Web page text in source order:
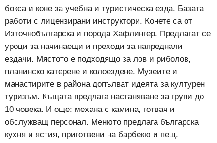
бокса и коне за учебна и туристическа езда. Базата
работи с лицензирани инструктори. Конете са от
Източнобългарска и порода Хафлингер. Предлагат се
уроци за начинаещи и преходи за напреднали
ездачи. Мястото е подходящо за лов и риболов,
планинско катерене и колоездене. Музеите и
манастирите в района допълват идеята за културен
туризъм. Къщата предлага настаняване за групи до
10 човека. И още: механа с камина, готвач и
обслужващ персонал. Менюто предлага българска
кухня и ястия, приготвени на барбекю и пещ.